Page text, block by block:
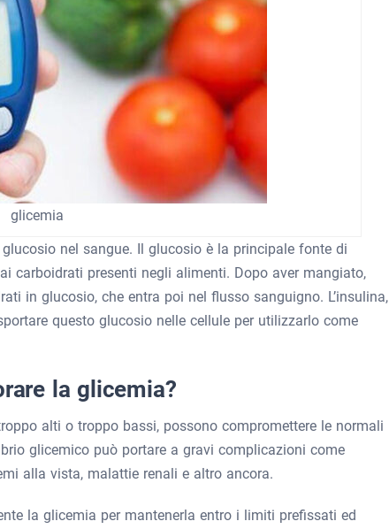
glicemia
nel sangue. Il glucosio è la principale fonte di
carboidrati presenti negli alimenti. Dopo aver mangiato,
in glucosio, che entra poi nel flusso sanguigno. L’insulina,
questo glucosio nelle cellule per utilizzarlo come
la glicemia?
alti o troppo bassi, possono compromettere le normali
glicemico può portare a gravi complicazioni come
alla vista, malattie renali e altro ancora.
la glicemia per mantenerla entro i limiti prefissati ed